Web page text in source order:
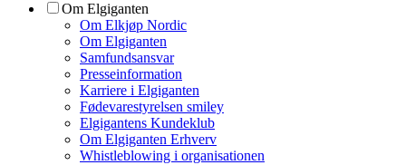
Om Elgiganten
Om Elkjøp Nordic
Om Elgiganten
Samfundsansvar
Presseinformation
Karriere i Elgiganten
Fødevarestyrelsen smiley
Elgigantens Kundeklub
Om Elgiganten Erhverv
Whistleblowing i organisationen